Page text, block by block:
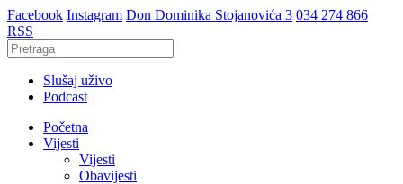
Facebook Instagram Don Dominika Stojanovića 3 034 274 866
RSS
Slušaj uživo
Podcast
Početna
Vijesti
Vijesti
Obavijesti